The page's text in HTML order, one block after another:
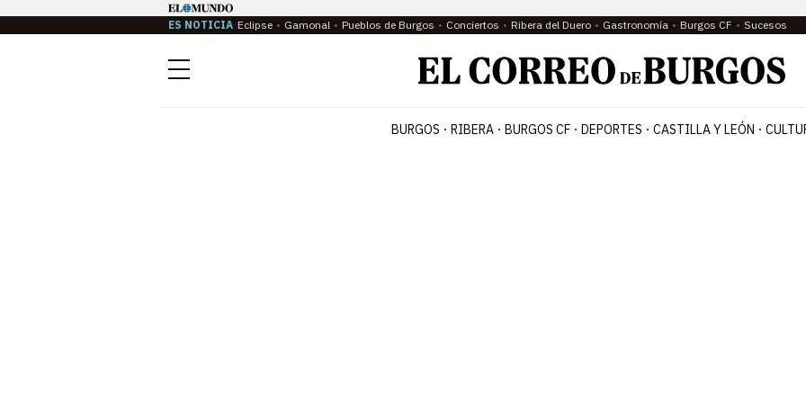
ES NOTICIA Eclipse Gamonal Pueblos de Burgos Conciertos Ribera del Duero Gastronomía Burgos CF Sucesos
Menú
BURGOS RIBERA BURGOS CF DEPORTES CASTILLA Y LEÓN